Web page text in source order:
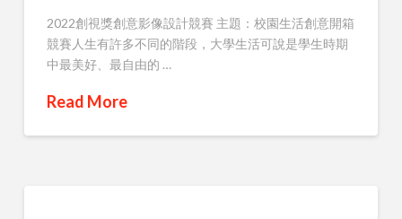
2022創視獎創意影像設計競賽 主題：校園生活創意開箱
競賽人生有許多不同的階段，大學生活可說是學生時期
中最美好、最自由的 …
Read More